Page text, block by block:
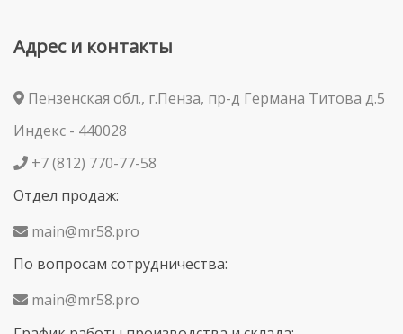
Адрес и контакты
Пензенская обл., г.Пенза, пр-д Германа Титова д.5
Индекс - 440028
+7 (812) 770-77-58
Отдел продаж:
main@mr58.pro
По вопросам сотрудничества:
main@mr58.pro